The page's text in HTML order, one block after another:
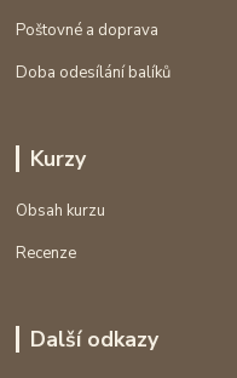
Poštovné a doprava
Doba odesílání balíků
Kurzy
Obsah kurzu
Recenze
Další odkazy